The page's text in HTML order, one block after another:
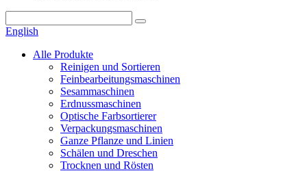
English
Alle Produkte
Reinigen und Sortieren
Feinbearbeitungsmaschinen
Sesammaschinen
Erdnussmaschinen
Optische Farbsortierer
Verpackungsmaschinen
Ganze Pflanze und Linien
Schälen und Dreschen
Trocknen und Rösten